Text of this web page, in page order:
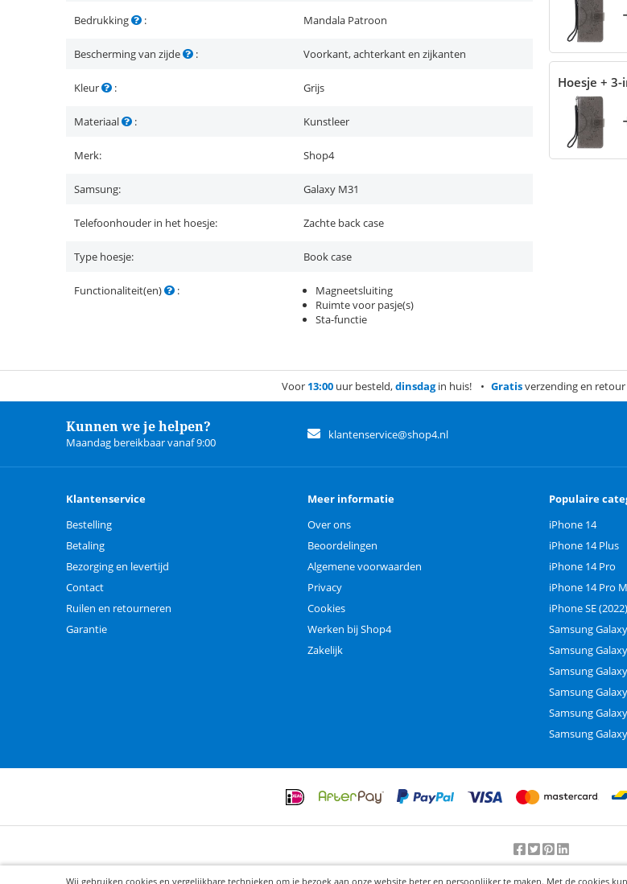
Bedrukking : Mandala Patroon
Bescherming van zijde : Voorkant, achterkant en zijkanten
Kleur : Grijs
Materiaal : Kunstleer
Merk: Shop4
Samsung: Galaxy M31
Telefoonhouder in het hoesje: Zachte back case
Type hoesje: Book case
Functionaliteit(en) :
Magneetsluiting
Ruimte voor pasje(s)
Sta-functie
Hoesje +
Voor 13:00uur besteld,dinsdagin huis! Gratisverzending en retour
Kunnen we je helpen?
Maandag bereikbaar vanaf 9:00
klantenservice@shop4.nl
Klantenservice
Bestelling
Betaling
Bezorging en levertijd
Contact
Ruilen en retourneren
Garantie
Meer informatie
Over ons
Beoordelingen
Algemene voorwaarden
Privacy
Cookies
Werken bij Shop4
Zakelijk
Populaire
iPhone 14
iPhone 14 Plus
iPhone 14 Pro
iPhone 14 Pro
iPhone SE (2022)
Samsung
Samsung
Samsung
Samsung
Samsung
Samsung
Beoordeling door klanten:9.2/10-25000
Wij gebruiken cookies en vergelijkbare technieken om je bezoek aan onze website beter en persoonlijker te maken. Met de cookies